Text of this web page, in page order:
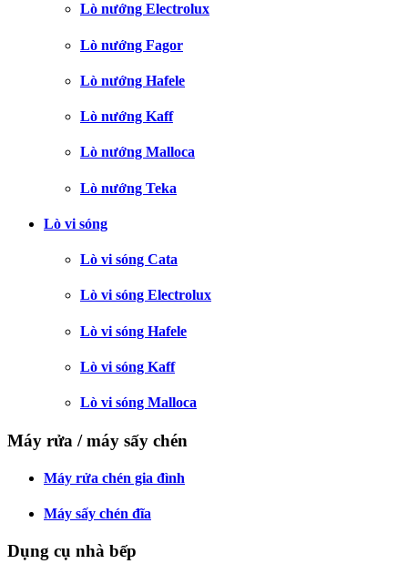
Lò nướng Electrolux
Lò nướng Fagor
Lò nướng Hafele
Lò nướng Kaff
Lò nướng Malloca
Lò nướng Teka
Lò vi sóng
Lò vi sóng Cata
Lò vi sóng Electrolux
Lò vi sóng Hafele
Lò vi sóng Kaff
Lò vi sóng Malloca
Máy rửa / máy sấy chén
Máy rửa chén gia đình
Máy sấy chén đĩa
Dụng cụ nhà bếp